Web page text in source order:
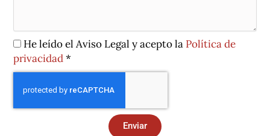
He leído el Aviso Legal y acepto la Política de
privacidad*
Enviar